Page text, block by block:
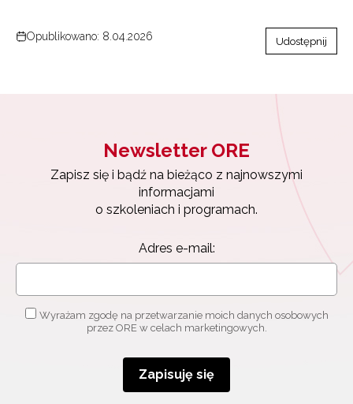
Opublikowano: 8.04.2026 Udostępnij
Newsletter ORE
Zapisz się i bądź na bieżąco z najnowszymi
informacjami
o szkoleniach i programach.
Adres e-mail:
Wyrażam zgodę na przetwarzanie moich danych osobowych
przez ORE w celach marketingowych.
Zapisuję się
Newsletter ORE
Zapisz się i bądź na bieżąco z najnowszymi
o szkoleniach i programach.